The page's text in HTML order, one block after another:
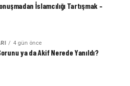
İslamcılığı Tartışmak –
4 gün önce
ya da Akif Nerede Yanıldı?